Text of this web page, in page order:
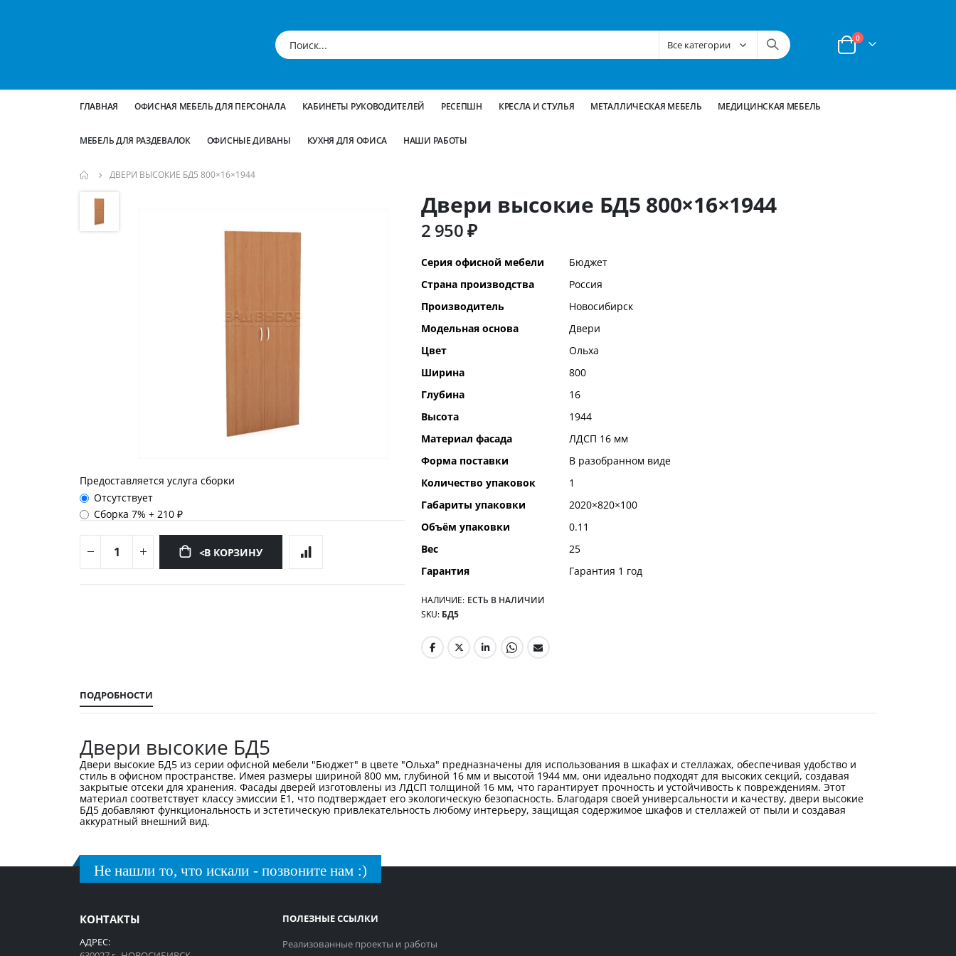
Корзина
0позиции
ГЛАВНАЯ ОФИСНАЯ МЕБЕЛЬ ДЛЯ ПЕРСОНАЛА КАБИНЕТЫ РУКОВОДИТЕЛЕЙ РЕСЕПШН КРЕСЛА И СТУЛЬЯ МЕТАЛЛИЧЕСКАЯ МЕБЕЛЬ МЕДИЦИНСКАЯ МЕБЕЛЬ
МЕБЕЛЬ ДЛЯ РАЗДЕВАЛОК ОФИСНЫЕ ДИВАНЫ КУХНЯ ДЛЯ ОФИСА НАШИ РАБОТЫ
ДВЕРИ ВЫСОКИЕ БД5 800×16×1944
Пропустить
перейти
Предоставляется услуга сборки
Отсутствует
Сборка 7%+210 ₽
<В КОРЗИНУ
Двери высокие БД5 800×16×1944
2 950 ₽
Дополнительная
информация
Серия офисной мебели
Бюджет
Страна производства
Россия
Производитель
Новосибирск
Модельная основа
Двери
Цвет
Ольха
Ширина
800
Глубина
16
Высота
1944
Материал фасада
ЛДСП 16 мм
Форма поставки
В разобранном виде
Количество упаковок
1
Габариты упаковки
2020×820×100
Объём упаковки
0.11
Вес
25
Гарантия
Гарантия 1 год
НАЛИЧИЕ: ЕСТЬ В НАЛИЧИИ
SKU БД5
ПОДРОБНОСТИ
Двери высокие БД5
Двери высокие БД5 из серии офисной мебели "Бюджет" в цвете "Ольха" предназначены для использования в шкафах и стеллажах, обеспечивая удобство и
стиль в офисном пространстве. Имея размеры шириной 800 мм, глубиной 16 мм и высотой 1944 мм, они идеально подходят для высоких секций, создавая
закрытые отсеки для хранения. Фасады дверей изготовлены из ЛДСП толщиной 16 мм, что гарантирует прочность и устойчивость к повреждениям. Этот
материал соответствует классу эмиссии Е1, что подтверждает его экологическую безопасность. Благодаря своей универсальности и качеству, двери высокие
БД5 добавляют функциональность и эстетическую привлекательность любому интерьеру, защищая содержимое шкафов и стеллажей от пыли и создавая
аккуратный внешний вид.
Не нашли то, что искали - позвоните нам :)
КОНТАКТЫ
АДРЕС:
ПОЛЕЗНЫЕ ССЫЛКИ
Реализованные проекты и работы